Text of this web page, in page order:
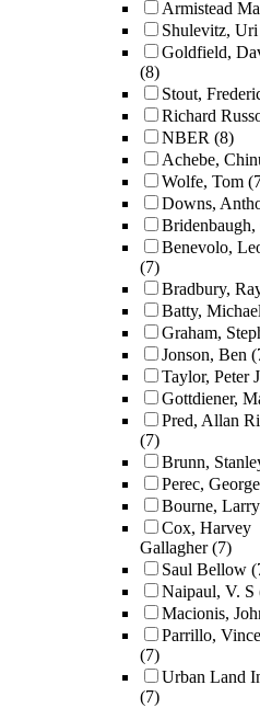
Armistead
Shulevitz, Uri
Goldfield,
(8)
Stout,
Richard
NBER (8)
Achebe,
Wolfe, Tom
Downs,
Bridenbaugh,
Benevolo,
(7)
Bradbury,
Batty,
Graham,
Jonson, Ben
Taylor, Peter J
Gottdiener,
Pred, Allan
(7)
Brunn,
Perec,
Bourne,
Cox, Harvey
Gallagher(7)
Saul Bellow
Naipaul, V. S
Macionis,
Parrillo,
(7)
Urban Land
(7)